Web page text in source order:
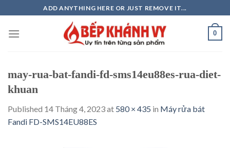
to
content
ADD ANYTHING HERE OR JUST REMOVE IT...
0
may-rua-bat-fandi-fd-sms14eu88es-rua-diet-
khuan
Published 14 Tháng 4, 2023at 580 × 435 in Máy rửa bát
Fandi FD-SMS14EU88ES